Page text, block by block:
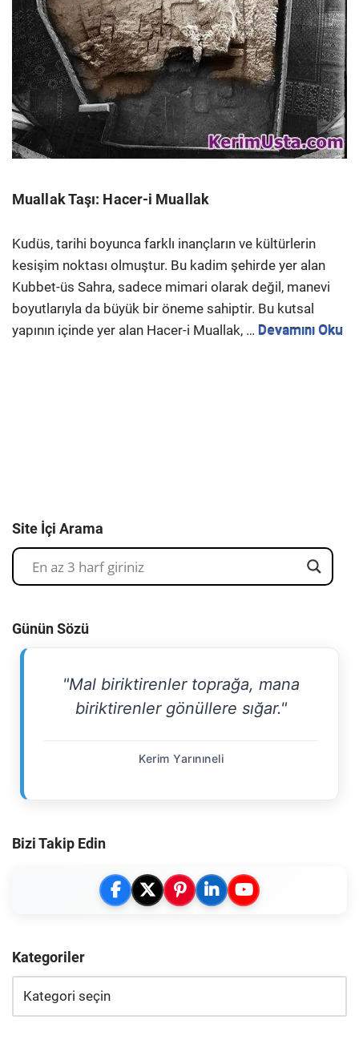
Muallak Taşı: Hacer-i Muallak
Kudüs, tarihi boyunca farklı inançların ve kültürlerin
kesişim noktası olmuştur. Bu kadim şehirde yer alan
Kubbet-üs Sahra, sadece mimari olarak değil, manevi
boyutlarıyla da büyük bir öneme sahiptir. Bu kutsal
yapının içinde yer alan Hacer-i Muallak, … Devamını Oku
Site İçi Arama
Günün Sözü
"Mal biriktirenler toprağa, mana
biriktirenler gönüllere sığar."
Kerim Yarınıneli
Bizi Takip Edin
Kategoriler